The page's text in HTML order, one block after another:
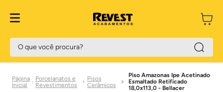
O que você procura?
Porcelanatos e
Revestimentos
Pisos
Cerâmicos
Piso Amazonas Ipe Acetinado
Esmaltado Retificado
18,0x113,0 - Bellacer